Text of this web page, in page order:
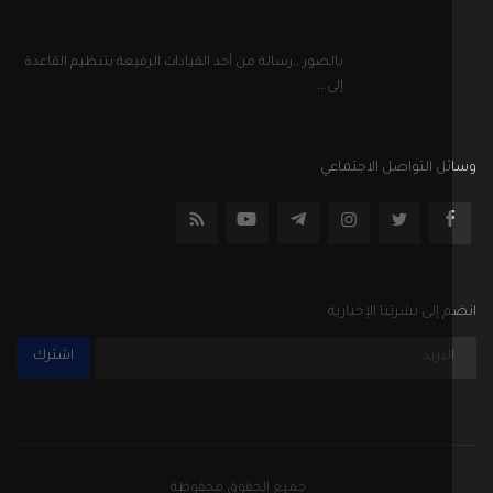
بالصور ..رسالة من أحد القيادات الرفيعة بتنظيم القاعدة
التواصل الاجتماعي
إلى نشرتنا الإخبارية
جميع الحقوق محفوظة